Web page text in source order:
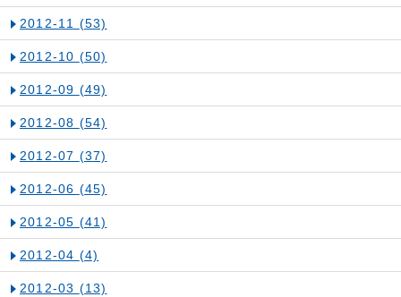
2012-11 (53)
2012-10 (50)
2012-09 (49)
2012-08 (54)
2012-07 (37)
2012-06 (45)
2012-05 (41)
2012-04 (4)
2012-03 (13)